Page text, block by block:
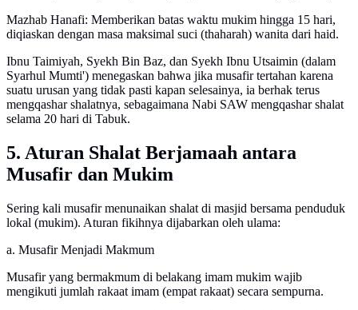
Mazhab Hanafi: Memberikan batas waktu mukim hingga 15 hari,
diqiaskan dengan masa maksimal suci (thaharah) wanita dari haid.
Ibnu Taimiyah, Syekh Bin Baz, dan Syekh Ibnu Utsaimin (dalam
Syarhul Mumti') menegaskan bahwa jika musafir tertahan karena
suatu urusan yang tidak pasti kapan selesainya, ia berhak terus
mengqashar shalatnya, sebagaimana Nabi SAW mengqashar shalat
selama 20 hari di Tabuk.
5. Aturan Shalat Berjamaah antara
Musafir dan Mukim
Sering kali musafir menunaikan shalat di masjid bersama penduduk
lokal (mukim). Aturan fikihnya dijabarkan oleh ulama:
a. Musafir Menjadi Makmum
Musafir yang bermakmum di belakang imam mukim wajib
mengikuti jumlah rakaat imam (empat rakaat) secara sempurna.